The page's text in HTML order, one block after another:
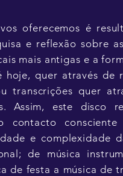
oferecemos é
e reflexão sobre
mais antigas e a
hoje, quer através de
transcrições quer
Assim, este disco
contacto
e complexidade
de música
de festa a música de